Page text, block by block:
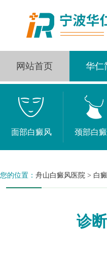
网站首页 华仁
面部白癜风 颈部白
您的位置： 舟山白癜风医院 > 白
诊